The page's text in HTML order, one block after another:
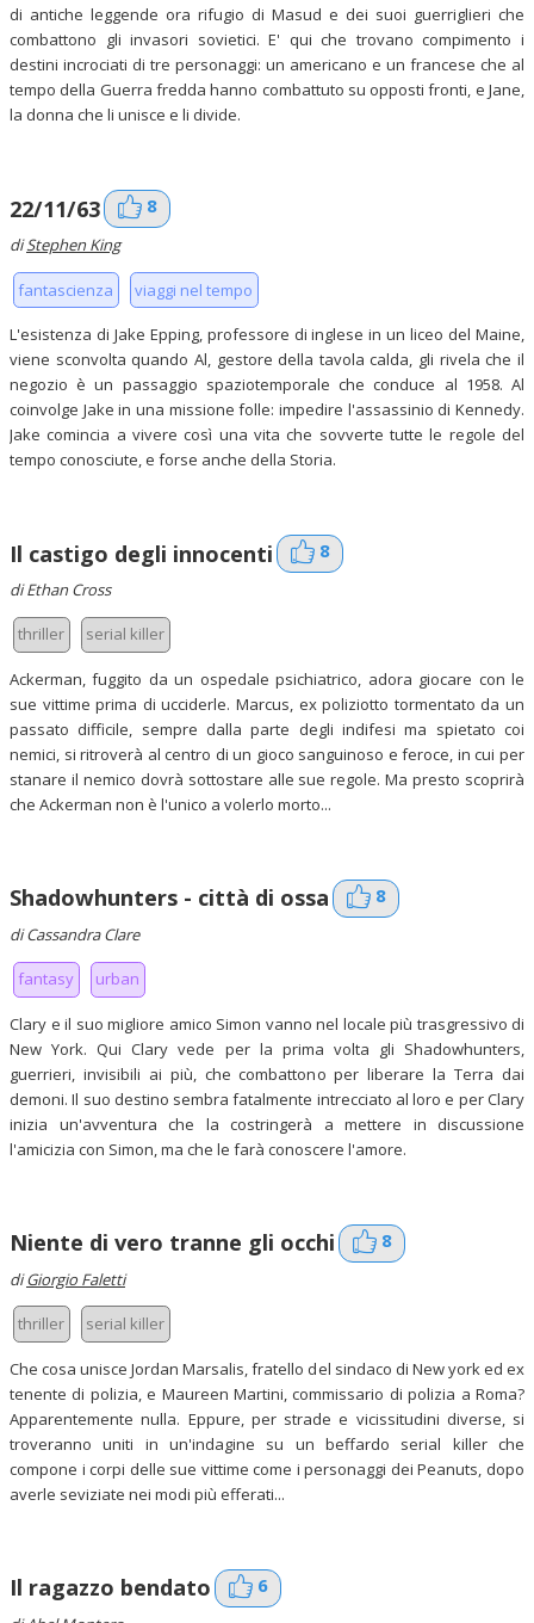
di antiche leggende ora rifugio di Masud e dei suoi guerriglieri che
combattono gli invasori sovietici. E' qui che trovano compimento i
destini incrociati di tre personaggi: un americano e un francese che al
tempo della Guerra fredda hanno combattuto su opposti fronti, e Jane,
la donna che li unisce e li divide.
22/11/63 8
diStephen King
fantascienza viaggi nel tempo
L'esistenza di Jake Epping, professore di inglese in un liceo del Maine,
viene sconvolta quando Al, gestore della tavola calda, gli rivela che il
negozio è un passaggio spaziotemporale che conduce al 1958. Al
coinvolge Jake in una missione folle: impedire l'assassinio di Kennedy.
Jake comincia a vivere così una vita che sovverte tutte le regole del
tempo conosciute, e forse anche della Storia.
Il castigo degli innocenti 8
di Ethan Cross
thriller serial killer
Ackerman, fuggito da un ospedale psichiatrico, adora giocare con le
sue vittime prima di ucciderle. Marcus, ex poliziotto tormentato da un
passato difficile, sempre dalla parte degli indifesi ma spietato coi
nemici, si ritroverà al centro di un gioco sanguinoso e feroce, in cui per
stanare il nemico dovrà sottostare alle sue regole. Ma presto scoprirà
che Ackerman non è l'unico a volerlo morto...
Shadowhunters - città di ossa 8
di Cassandra Clare
fantasy urban
Clary e il suo migliore amico Simon vanno nel locale più trasgressivo di
New York. Qui Clary vede per la prima volta gli Shadowhunters,
guerrieri, invisibili ai più, che combattono per liberare la Terra dai
demoni. Il suo destino sembra fatalmente intrecciato al loro e per Clary
inizia un'avventura che la costringerà a mettere in discussione
l'amicizia con Simon, ma che le farà conoscere l'amore.
Niente di vero tranne gli occhi 8
diGiorgio Faletti
thriller serial killer
Che cosa unisce Jordan Marsalis, fratello del sindaco di New york ed ex
tenente di polizia, e Maureen Martini, commissario di polizia a Roma?
Apparentemente nulla. Eppure, per strade e vicissitudini diverse, si
troveranno uniti in un'indagine su un beffardo serial killer che
compone i corpi delle sue vittime come i personaggi dei Peanuts, dopo
averle seviziate nei modi più efferati...
Il ragazzo bendato 6